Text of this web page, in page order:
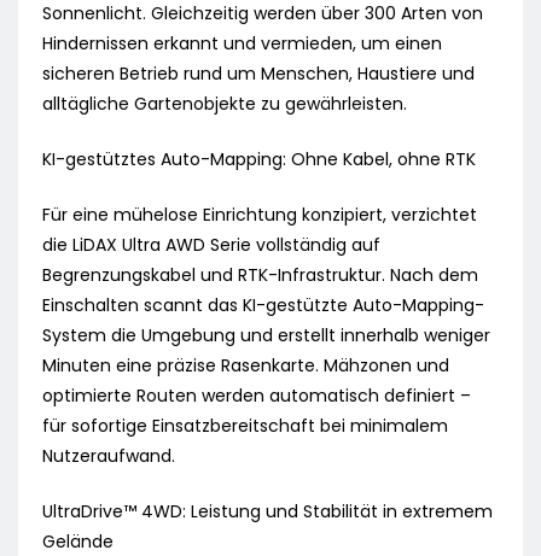
Sonnenlicht. Gleichzeitig werden über 300 Arten von
Hindernissen erkannt und vermieden, um einen
sicheren Betrieb rund um Menschen, Haustiere und
alltägliche Gartenobjekte zu gewährleisten.
KI-gestütztes Auto-Mapping: Ohne Kabel, ohne RTK
Für eine mühelose Einrichtung konzipiert, verzichtet
die LiDAX Ultra AWD Serie vollständig auf
Begrenzungskabel und RTK-Infrastruktur. Nach dem
Einschalten scannt das KI-gestützte Auto-Mapping-
System die Umgebung und erstellt innerhalb weniger
Minuten eine präzise Rasenkarte. Mähzonen und
optimierte Routen werden automatisch definiert –
für sofortige Einsatzbereitschaft bei minimalem
Nutzeraufwand.
UltraDrive™ 4WD: Leistung und Stabilität in extremem
Gelände